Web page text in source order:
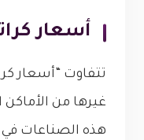
أسعار
تتفاوت “أسعار
غيرها من
هذه الصناعات في